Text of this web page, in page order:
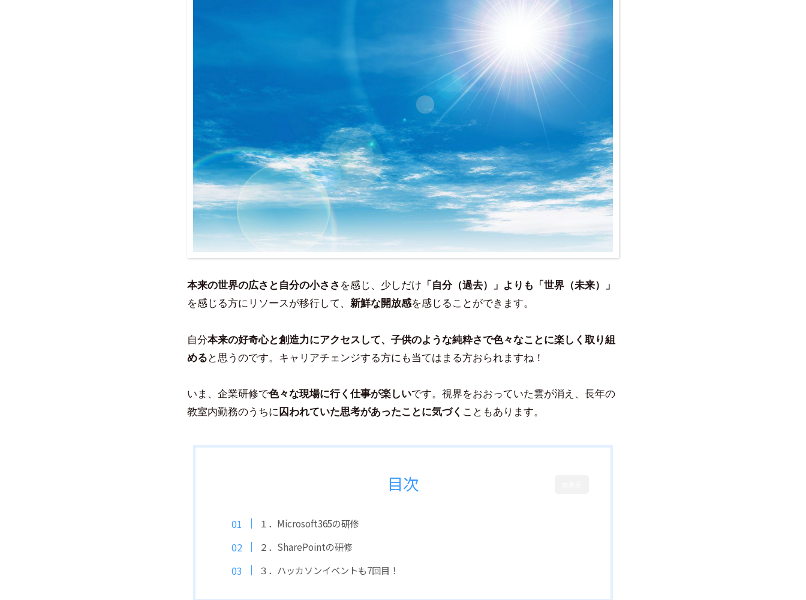
本来の世界の広さと自分の小ささ を感じ、少しだけ 「自分（過去）」よりも「世界（未来）」
を感じる方にリソースが移行して、 新鮮な開放感を感じることができます。
自分本来の好奇心と創造力にアクセスして、子供のような純粋さで色々なことに楽しく取り組
める と思うのです。キャリアチェンジする方にも当てはまる方おられますね！
いま、企業研修で色々な現場に行く仕事が楽しいです。視界をおおっていた雲が消え、長年の
教室内勤務のうちに 囚われていた思考があったことに気づく こともあります。
目次
１．Microsoft365の研修
２．SharePointの研修
３．ハッカソンイベントも7回目！